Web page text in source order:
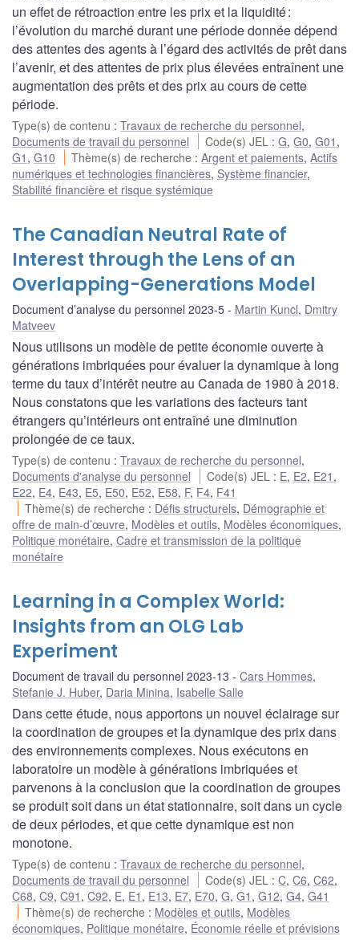
un effet de rétroaction entre les prix et la liquidité :
l’évolution du marché durant une période donnée dépend
des attentes des agents à l’égard des activités de prêt dans
l’avenir, et des attentes de prix plus élevées entraînent une
augmentation des prêts et des prix au cours de cette
période.
Type(s) de contenu : Travaux de recherche du personnel,
Documents de travail du personnel
Code(s) JEL :G,G0,G01 ,
G1 , G10 Thème(s) de recherche :Argent et paiements,Actifs
numériques et technologies financières, Système financier,
Stabilité financière et risque systémique
The Canadian Neutral Rate of
Interest through the Lens of an
Overlapping-Generations Model
Document d’analyse du personnel 2023-5 Martin Kuncl, Dmitry
Matveev
Nous utilisons un modèle de petite économie ouverte à
générations imbriquées pour évaluer la dynamique à long
terme du taux d’intérêt neutre au Canada de 1980 à 2018.
Nous constatons que les variations des facteurs tant
étrangers qu’intérieurs ont entraîné une diminution
prolongée de ce taux.
Type(s) de contenu : Travaux de recherche du personnel,
Documents d'analyse du personnel
Code(s) JEL : E, E2, E21 ,
E22, E4, E43, E5, E50, E52, E58, F, F4, F41
Thème(s) de recherche : Défis structurels, Démographie et
offre de main-d’œuvre, Modèles et outils, Modèles économiques,
Politique monétaire, Cadre et transmission de la politique
monétaire
Learning in a Complex World:
Insights from an OLG Lab
Experiment
Document de travail du personnel 2023-13 Cars Hommes,
Stefanie J. Huber, Daria Minina, Isabelle Salle
Dans cette étude, nous apportons un nouvel éclairage sur
la coordination de groupes et la dynamique des prix dans
des environnements complexes. Nous exécutons en
laboratoire un modèle à générations imbriquées et
parvenons à la conclusion que la coordination de groupes
se produit soit dans un état stationnaire, soit dans un cycle
de deux périodes, et que cette dynamique est non
monotone.
Type(s) de contenu : Travaux de recherche du personnel,
Documents de travail du personnel
Code(s) JEL :C,C6,C62,
C68, C9, C91 , C92, E, E1 , E13, E7, E70, G, G1 , G12, G4, G41
Thème(s) de recherche : Modèles et outils, Modèles
économiques, Politique monétaire, Économie réelle et prévisions